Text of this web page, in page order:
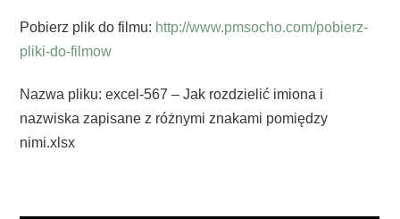
Pobierz plik do filmu: http://www.pmsocho.com/pobierz-
pliki-do-filmow
Nazwa pliku: excel-567 – Jak rozdzielić imiona i
nazwiska zapisane z różnymi znakami pomiędzy
nimi.xlsx